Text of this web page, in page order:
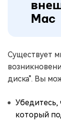
Mac
Существует
диска". Вы
Убедитесь,
который